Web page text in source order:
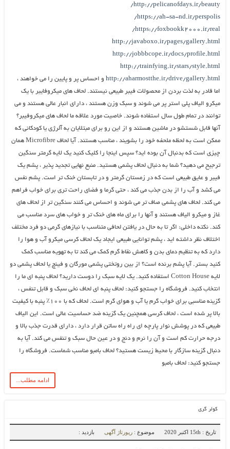
http://pelicanofdays.ir/beauty/
https://ah-sa-nd.ir/perspolis/
https://foxbookk2000.ir/real/
http://javaboxo.ir/pages/gallery.html
http://jobbbcope.ir/docs/profile.html
http://trainfying.ir/stars/style.html
http://aharmostthe.ir/drive/gallery.htmlو احساس پر و پایین را می خواهند ،
اما قادر به لذت بردن از محصولات فیبر طبیعی نیستند. لحاف های میکروفایبر با یک
میکرو الیاف پلی استر پر می شوند و سبک وزن هستند ، دارای انبار عالی هستند و می
توانند در تمام طول سال استفاده شوند. خاصیت مورد علاقه ما لحاف های میکروفیبر؟
آنها قابل شستشو در ماشین هستند و از این رو برای مبتلایان به آلرژی یا کودکانی که
ممکن است به لحظه ملحفه خود را بشویند ، مناسب هستند. آیا لحاف Microfibre همان
چیزی است که بدنبال آن بوده اید؟ سپس اینجا را کلیک کنید یک لایه گرمتر سنگین
ترجیح می دهید؟ شما به دنبال لحاف پشمی هستید. منبع نهایی تجدید پذیر ، پشم یک
فیبر و عایق طبیعی است که در زمستان گرمتر و در تابستان خنک تر است. پشم نفس
می کشد و آب را از بدن جذب می کند ، حتی گرما و فضای راحت تری برای خواب فراهم
می کند. لحاف های پشمی صاف تر می شوند و احساس می کنند سنگین تر از لحاف های
غاز و میکرو الیاف هستند و آنها را برای ماه های خنک تر و خواب های سرد مناسب می
کند. نکته داخلی: اگر تا به حال در یافتن لحافی متناسب با نیازهای گرمی دو فرد مختلف
اختلاف نظر داشته اید ، پشم توانایی طبیعی ایجاد یک لحاف کرسی میکرو آب و هوا را
دارد که به تنظیم دمای بدن و کاهش نقاط گرم کمک می کند تا به تهویه مناسب کمک
کنید بستر. آیا پشم برنده است؟ از بین روتختی پشمی مورگان و فینچ یا لحاف پشمی دو
لایه Cotton House استفاده کنید. یک لایه سبک را دوست دارید؟ لحاف پنبه ای ما را
انتخاب کنید. فروشگاه را جستجو کنید: لحاف پنبه ای لحاف نخی سبک و قابل تنفس ،
گزینه مناسبی برای خواب گرم یا آب و هوای گرم است. لحاف که با ۱۰۰٪ پنبه با کیفیت
بالا پر شده است ، لحاف کرسی همچنین یک گزینه ضد حساسیت عالی است. این الیاف
طبیعی که در پوشش نوار پارچه ای راه راه ساتن قرار دارد ، دارای قدرت جذب بالا و
درجه حرارت کم است و آن را نرم و دنج و در عین حال سبک و تنفس می کند. آیا به
دنبال گزینه سازگار با محیط زیست هستید؟ لحاف بامبو مناسب شماست. فروشگاه را
جستجو کنید: لحاف بامبو
ادامه مطلب...
کولر گری
تاریخ : 15th اکتبر 2020 موضوع : رپورتاژ آگهی بازدید :